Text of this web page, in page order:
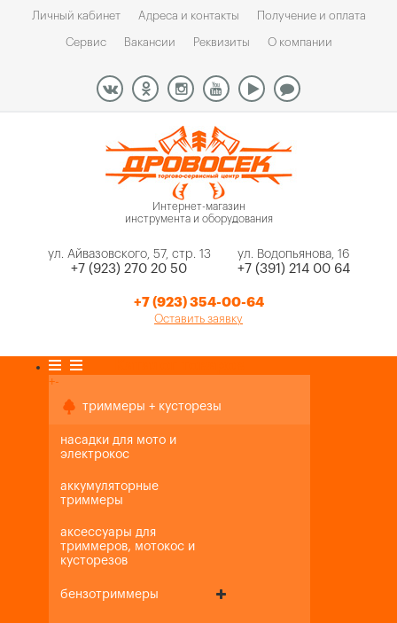
Личный кабинет Адреса и контакты Получение и оплата
Сервис Вакансии Реквизиты О компании
Интернет-магазин
инструмента и оборудования
ул. Айвазовского, 57, стр. 13
+7 (923) 270 20 50
ул. Водопьянова, 16
+7 (391) 214 00 64
+7 (923) 354-00-64
Оставить заявку
+-
триммеры + кусторезы
насадки для мото и
электрокос
аккумуляторные
триммеры
аксессуары для
триммеров, мотокос и
кусторезов
бензотриммеры